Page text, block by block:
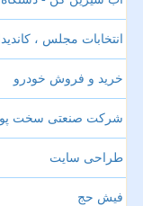
انتخابات مجلس ،
خرید و فروش خودرو
شرکت صنعتی سخت
طراحی سایت
فیش حج